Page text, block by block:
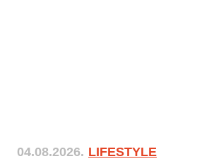
04.08.2026. LIFESTYLE